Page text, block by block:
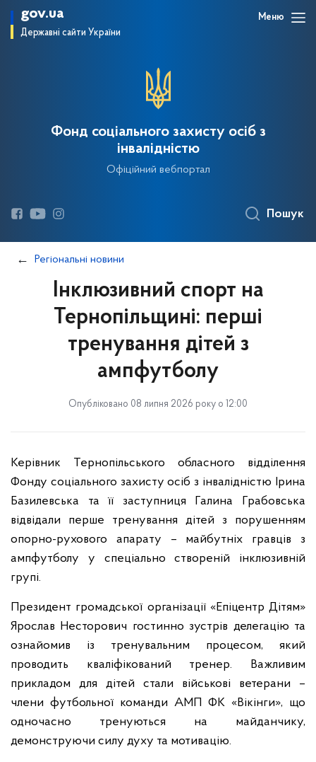
gov.ua
Державні сайти України
Меню
Фонд соціального захисту осіб з
інвалідністю
Офіційний вебпортал
Пошук
Регіональні новини
Інклюзивний спорт на
Тернопільщині: перші
тренування дітей з
ампфутболу
Опубліковано 08 липня 2026 року о 12:00
Керівник Тернопільського обласного відділення
Фонду соціального захисту осіб з інвалідністю Ірина
Базилевська та її заступниця Галина Грабовська
відвідали перше тренування дітей з порушенням
опорно-рухового апарату – майбутніх гравців з
ампфутболу у спеціально створеній інклюзивній
групі.
Президент громадської організації «Епіцентр Дітям»
Ярослав Несторович гостинно зустрів делегацію та
ознайомив із тренувальним процесом, який
проводить кваліфікований тренер. Важливим
прикладом для дітей стали військові ветерани –
члени футбольної команди АМП ФК «Вікінги», що
одночасно тренуються на майданчику,
демонструючи силу духу та мотивацію.